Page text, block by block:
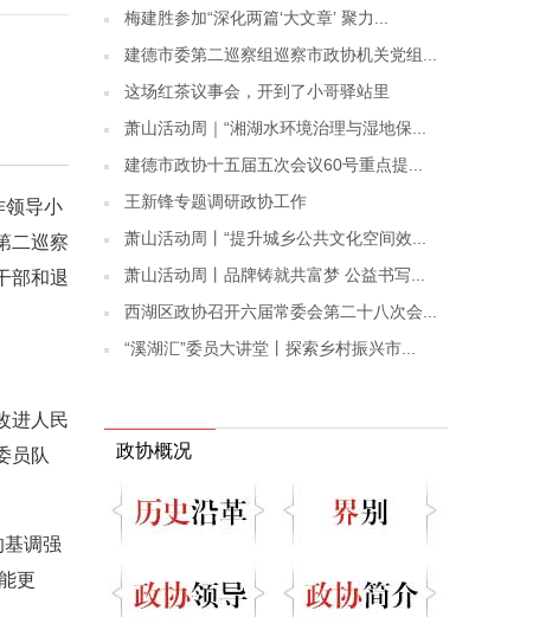
领导小
二巡察
部和退
进人民
员队
基调强
更
梅建胜参加“深化两篇‘大文章’ 聚力...
建德市委第二巡察组巡察市政协机关党组...
这场红茶议事会，开到了小哥驿站里
萧山活动周｜“湘湖水环境治理与湿地保...
建德市政协十五届五次会议60号重点提...
王新锋专题调研政协工作
萧山活动周丨“提升城乡公共文化空间效...
萧山活动周丨品牌铸就共富梦 公益书写...
西湖区政协召开六届常委会第二十八次会...
“溪湖汇”委员大讲堂丨探索乡村振兴市...
政协概况